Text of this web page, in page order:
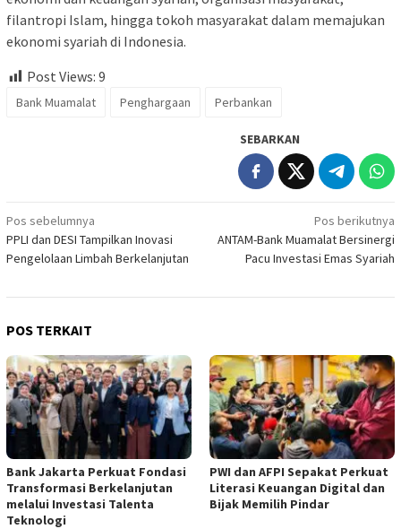
filantropi Islam, hingga tokoh masyarakat dalam memajukan
ekonomi syariah di Indonesia.
Post Views: 9
Bank Muamalat Penghargaan Perbankan
SEBARKAN
Navigasi
pos
Pos sebelumnya
PPLI dan DESI Tampilkan Inovasi
Pengelolaan Limbah Berkelanjutan
Pos berikutnya
ANTAM-Bank Muamalat Bersinergi
Pacu Investasi Emas Syariah
POS TERKAIT
Bank Jakarta Perkuat Fondasi
Transformasi Berkelanjutan
melalui Investasi Talenta
Teknologi
PWI dan AFPI Sepakat Perkuat
Literasi Keuangan Digital dan
Bijak Memilih Pindar